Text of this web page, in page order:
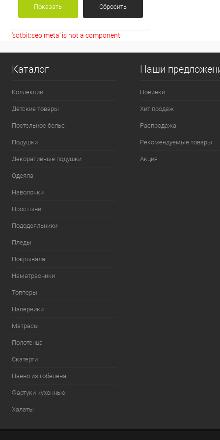
Показать Сбросить
'sotbit:seo.meta' is not a component
Каталог
Коллекции
Детские товары
Постельное белье
Подушки
Декоративные подушки
Одеяла
Наволочки
Простыни
Пододеяльники
Пледы
Покрывала
Наматрасники
Топперы
Наперники
Матрасы
Полотенца
Скатерти
Панно из гобелена
Фартуки кухонные
Халаты
Наши
Новинки
Хит продаж
Распродажа
Рекомендуемые товары
Акция